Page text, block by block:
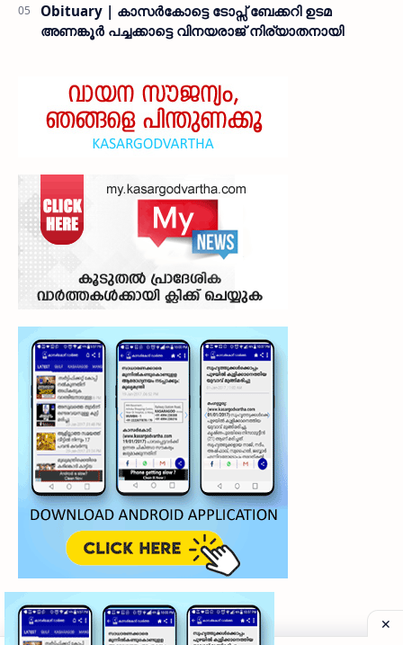
Obituary | കാസർകോട്ടെ ടോപ്സ് ബേക്കറി ഉടമ
അണങ്കൂർ പച്ചക്കാട്ടെ വിനയരാജ് നിര്യാതനായി